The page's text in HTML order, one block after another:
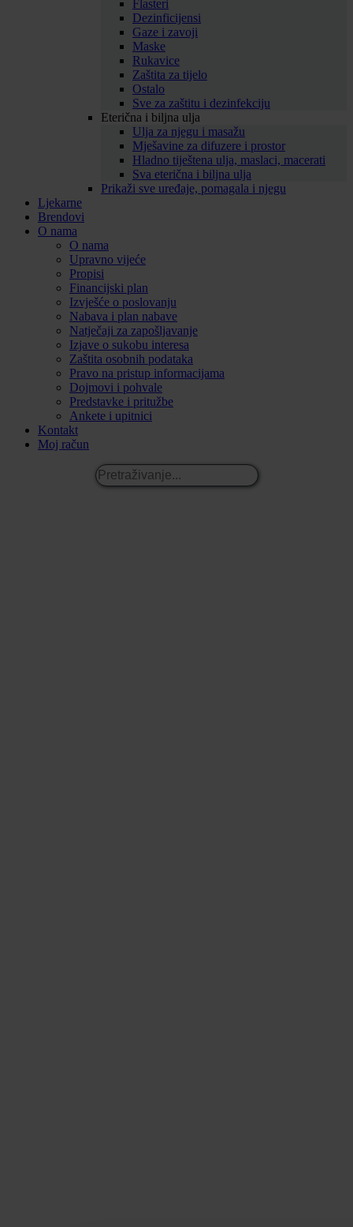
Flasteri
Dezinficijensi
Gaze i zavoji
Maske
Rukavice
Zaštita za tijelo
Ostalo
Sve za zaštitu i dezinfekciju
Eterična i biljna ulja
Ulja za njegu i masažu
Mješavine za difuzere i prostor
Hladno tiještena ulja, maslaci, macerati
Sva eterična i biljna ulja
Prikaži sve uređaje, pomagala i njegu
Ljekarne
Brendovi
O nama
O nama
Upravno vijeće
Propisi
Financijski plan
Izvješće o poslovanju
Nabava i plan nabave
Natječaji za zapošljavanje
Izjave o sukobu interesa
Zaštita osobnih podataka
Pravo na pristup informacijama
Dojmovi i pohvale
Predstavke i pritužbe
Ankete i upitnici
Kontakt
Moj račun
Pretraživanje...